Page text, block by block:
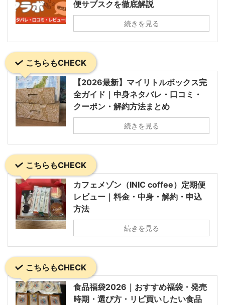
便サブスクを徹底解説
続きを見る
こちらもCHECK
【2026最新】マイリトルボックス完
全ガイド｜中身ネタバレ・口コミ・
クーポン・解約方法まとめ
続きを見る
こちらもCHECK
カフェメゾン（INIC coffee）定期便
レビュー｜料金・中身・解約・申込
方法
続きを見る
こちらもCHECK
食品福袋2026｜おすすめ福袋・発売
時期・選び方・リピ買いしたい食品